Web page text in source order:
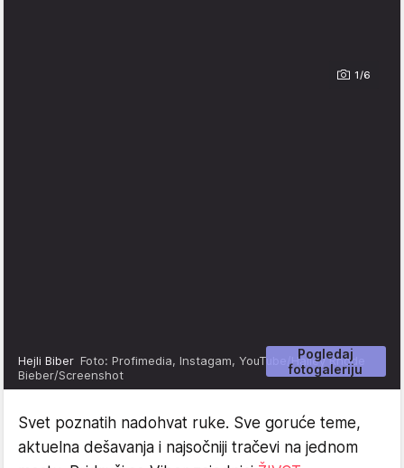
1/6
Pogledaj
fotogaleriju
Hejli Biber Foto: Profimedia, Instagam, YouTube/Hailey Rhode
Bieber/Screenshot
Svet poznatih nadohvat ruke. Sve goruće teme,
aktuelna dešavanja i najsočniji tračevi na jednom